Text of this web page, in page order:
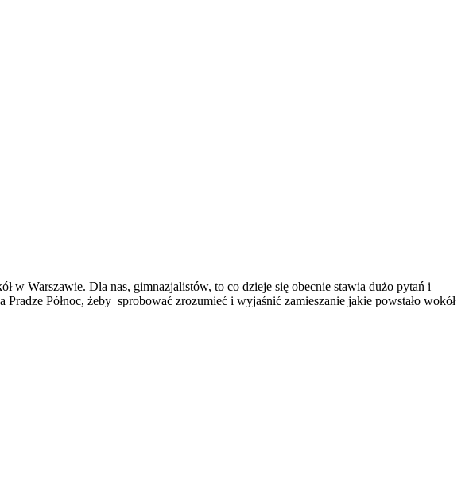
w Warszawie. Dla nas, gimnazjalistów, to co dzieje się obecnie stawia dużo pytań i
Północ, żeby sprobować zrozumieć i wyjaśnić zamieszanie jakie powstało wokół